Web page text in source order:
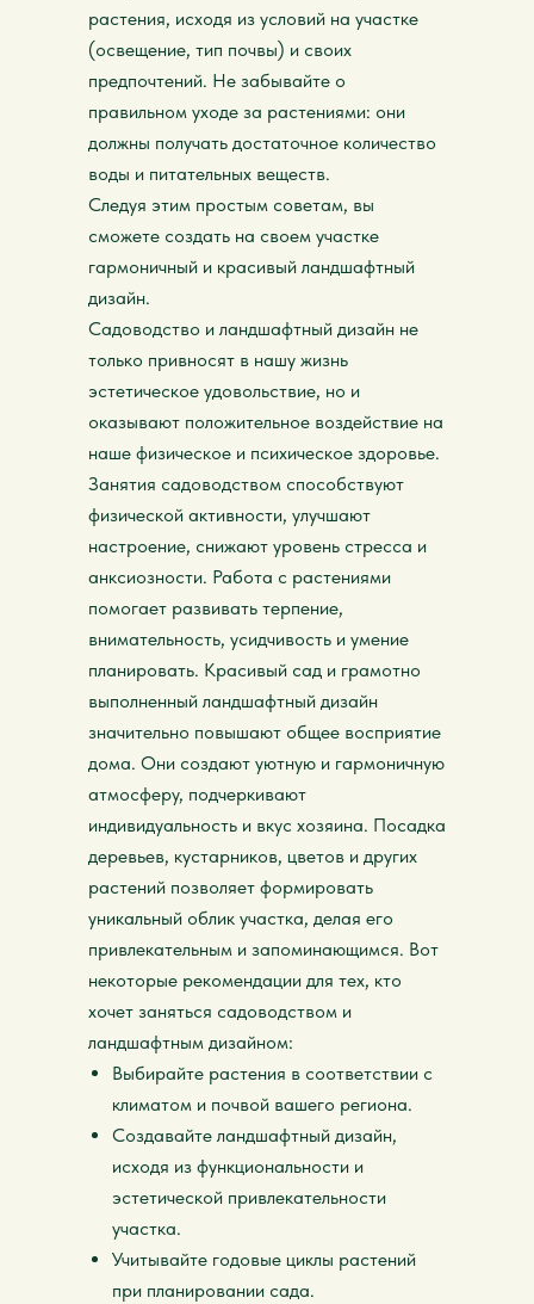
растения, исходя из условий на участке
(освещение, тип почвы) и своих
предпочтений. Не забывайте о
правильном уходе за растениями: они
должны получать достаточное количество
воды и питательных веществ.
Следуя этим простым советам, вы
сможете создать на своем участке
гармоничный и красивый ландшафтный
дизайн.
Садоводство и ландшафтный дизайн не
только привносят в нашу жизнь
эстетическое удовольствие, но и
оказывают положительное воздействие на
наше физическое и психическое здоровье.
Занятия садоводством способствуют
физической активности, улучшают
настроение, снижают уровень стресса и
анксиозности. Работа с растениями
помогает развивать терпение,
внимательность, усидчивость и умение
планировать. Красивый сад и грамотно
выполненный ландшафтный дизайн
значительно повышают общее восприятие
дома. Они создают уютную и гармоничную
атмосферу, подчеркивают
индивидуальность и вкус хозяина. Посадка
деревьев, кустарников, цветов и других
растений позволяет формировать
уникальный облик участка, делая его
привлекательным и запоминающимся. Вот
некоторые рекомендации для тех, кто
хочет заняться садоводством и
ландшафтным дизайном:
Выбирайте растения в соответствии с
климатом и почвой вашего региона.
Создавайте ландшафтный дизайн,
исходя из функциональности и
эстетической привлекательности
участка.
Учитывайте годовые циклы растений
при планировании сада.